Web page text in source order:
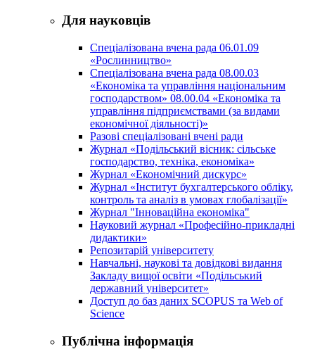
Для науковців
Спеціалізована вчена рада 06.01.09
«Рослинництво»
Спеціалізована вчена рада 08.00.03
«Економіка та управління національним
господарством» 08.00.04 «Економіка та
управління підприємствами (за видами
економічної діяльності)»
Разові спеціалізовані вчені ради
Журнал «Подільський вісник: сільське
господарство, техніка, економіка»
Журнал «Економічний дискурс»
Журнал «Інститут бухгалтерського обліку,
контроль та аналіз в умовах глобалізації»
Журнал "Інноваційна економіка"
Науковий журнал «Професійно-прикладні
дидактики»
Репозитарій університету
Навчальні, наукові та довідкові видання
Закладу вищої освіти «Подільський
державний університет»
Доступ до баз даних SCOPUS та Web of
Science
Публічна інформація